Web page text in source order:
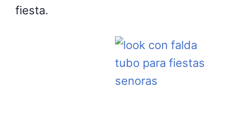
fiesta.